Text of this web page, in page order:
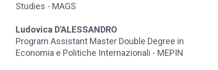
Studies - MAGS
Ludovica D'ALESSANDRO
Program Assistant Master Double Degree in
Economia e Politiche Internazionali - MEPIN